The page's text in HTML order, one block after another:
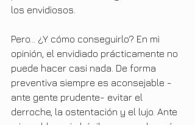
los envidiosos.
Pero… ¿Y cómo conseguirlo? En mi
opinión, el envidiado prácticamente no
puede hacer casi nada. De forma
preventiva siempre es aconsejable -
ante gente prudente- evitar el
derroche, la ostentación y el lujo. Ante